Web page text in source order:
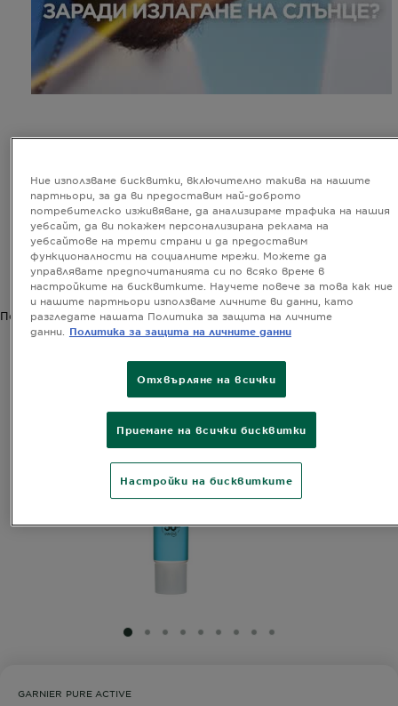
Ползи
SLIDE 1SLIDE 2SLIDE 3SLIDE 4SLIDE 5SLIDE 6SLIDE 7SLIDE 8SLIDE 9
GARNIER PURE ACTIVE
Ние използваме бисквитки, включително такива на нашите
партньори, за да ви предоставим най-доброто
потребителско изживяване, да анализираме трафика на нашия
уебсайт, да ви покажем персонализирана реклама на
уебсайтове на трети страни и да предоставим
функционалности на социалните мрежи. Можете да
управлявате предпочитанията си по всяко време в
настройките на бисквитките. Научете повече за това как ние
и нашите партньори използваме личните ви данни, като
разгледате нашата Политика за защита на личните
данни.
Политика за защита на личните данни
Отхвърляне на всички
Приемане на всички бисквитки
Настройки на бисквитките